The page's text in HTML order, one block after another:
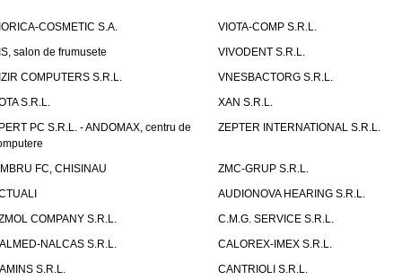
COSMETIC S.A.
VIOTA-COMP S.R.L.
salon de frumusete
VIVODENT S.R.L.
COMPUTERS S.R.L.
VNESBACTORG S.R.L.
S.R.L.
XAN S.R.L.
PC S.R.L. - ANDOMAX, centru de
ZEPTER INTERNATIONAL S.R.L.
FC, CHISINAU
ZMC-GRUP S.R.L.
AUDIONOVA HEARING S.R.L.
COMPANY S.R.L.
C.M.G. SERVICE S.R.L.
NALCAS S.R.L.
CALOREX-IMEX S.R.L.
S.R.L.
CANTRIOLI S.R.L.